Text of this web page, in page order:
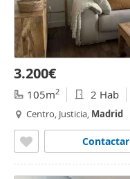
3.200€
105m2 2 Hab
Centro, Justicia, Madrid
Contactar